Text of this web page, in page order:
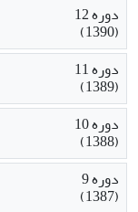
دوره 12
(1390)
دوره 11
(1389)
دوره 10
(1388)
دوره 9
(1387)